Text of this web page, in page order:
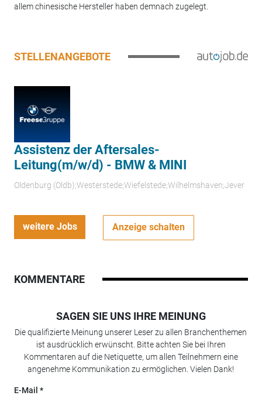
allem chinesische Hersteller haben demnach zugelegt.
STELLENANGEBOTE
Assistenz der Aftersales-
Leitung(m/w/d) - BMW & MINI
Oldenburg (Oldb);Westerstede;Wiefelstede;Wilhelmshaven;Jever
weitere Jobs Anzeige schalten
KOMMENTARE
SAGEN SIE UNS IHRE MEINUNG
Die qualifizierte Meinung unserer Leser zu allen Branchenthemen
ist ausdrücklich erwünscht. Bitte achten Sie bei Ihren
Kommentaren auf die Netiquette, um allen Teilnehmern eine
angenehme Kommunikation zu ermöglichen. Vielen Dank!
E-Mail